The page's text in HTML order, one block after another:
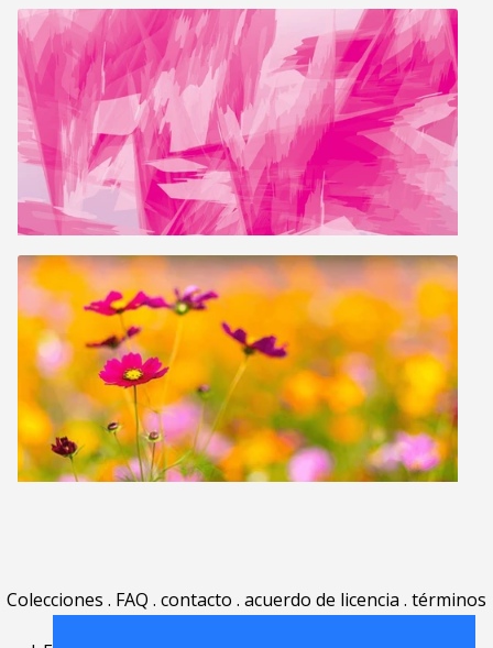
Colecciones . FAQ . contacto . acuerdo de licencia . términos